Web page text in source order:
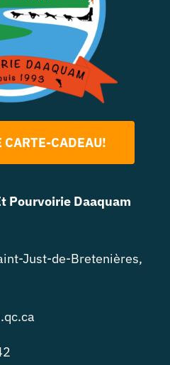
CARTE-CADEAU!
Pourvoirie Daaquam
Just-de-Bretenières,